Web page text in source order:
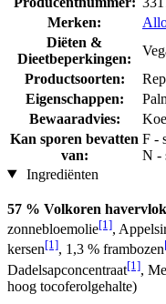
Merken:
Diëten &
Dieetbeperkingen:
Productsoorten:
Eigenschappen:
Bewaaradvies:
Kan sporen bevatten
van:
F -
N -
Ingrediënten
57 % Volkoren
zonnebloemolie[1],
kersen[1], 1,3 % frambozen
Dadelsapconcentraat[1],
hoog tocoferolgehalte)